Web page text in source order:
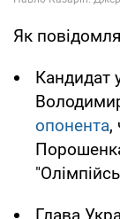
Як
Кандидат
опонента,